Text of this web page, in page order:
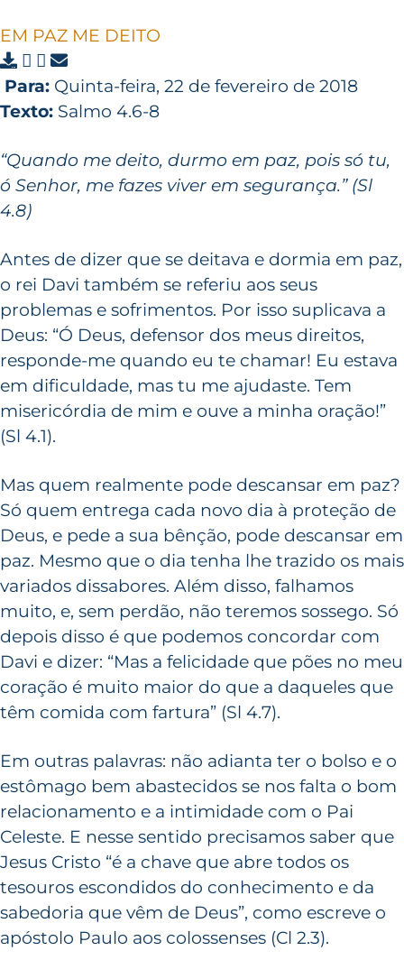
EM PAZ ME DEITO
Para: Quinta-feira, 22 de fevereiro de 2018
Texto: Salmo 4.6-8
“Quando me deito, durmo em paz, pois só tu,
ó Senhor, me fazes viver em segurança.” (Sl
4.8)
Antes de dizer que se deitava e dormia em paz,
o rei Davi também se referiu aos seus
problemas e sofrimentos. Por isso suplicava a
Deus: “Ó Deus, defensor dos meus direitos,
responde-me quando eu te chamar! Eu estava
em dificuldade, mas tu me ajudaste. Tem
misericórdia de mim e ouve a minha oração!”
(Sl 4.1).
Mas quem realmente pode descansar em paz?
Só quem entrega cada novo dia à proteção de
Deus, e pede a sua bênção, pode descansar em
paz. Mesmo que o dia tenha lhe trazido os mais
variados dissabores. Além disso, falhamos
muito, e, sem perdão, não teremos sossego. Só
depois disso é que podemos concordar com
Davi e dizer: “Mas a felicidade que pões no meu
coração é muito maior do que a daqueles que
têm comida com fartura” (Sl 4.7).
Em outras palavras: não adianta ter o bolso e o
estômago bem abastecidos se nos falta o bom
relacionamento e a intimidade com o Pai
Celeste. E nesse sentido precisamos saber que
Jesus Cristo “é a chave que abre todos os
tesouros escondidos do conhecimento e da
sabedoria que vêm de Deus”, como escreve o
apóstolo Paulo aos colossenses (Cl 2.3).